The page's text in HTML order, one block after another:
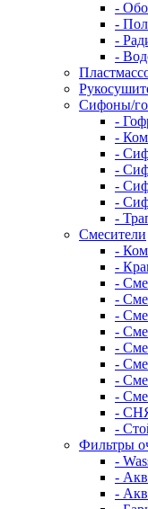
-
-
-
-
Сифоны/
-
-
-
-
-
-
-
Смесители
-
-
-
-
-
-
-
-
-
-
-
-
Фильтры
-
-
-